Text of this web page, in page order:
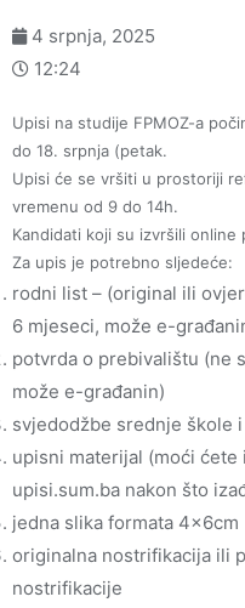
4 srpnja, 2025
12:24
Upisi na studije FPMOZ-a
do 18. srpnja (petak.
Upisi će se vršiti u prostoriji
vremenu od 9 do 14h.
Kandidati koji su izvršili
Za upis je potrebno sljedeće:
rodni list – (original ili
6 mjeseci, može e-
potvrda o prebivalištu (ne
može e-građanin)
svjedodžbe srednje škole
upisni materijal (moći
upisi.sum.ba nakon što
jedna slika formata 4x6cm
originalna nostrifikacija ili
nostrifikacije